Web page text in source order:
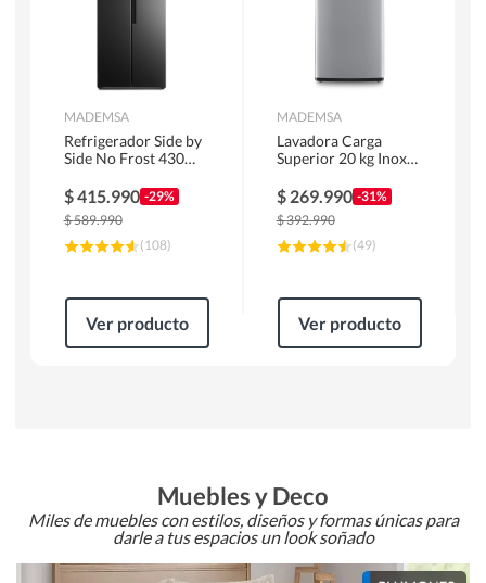
MADEMSA
Refrigerador Side by
Side No Frost 430
MAS430B
$415.990 -29%
$589.990
(108)
Ver producto
MADEMSA
Lavadora Carga
Superior 20 kg Inox
$ 269.990 -31%
$392.990
(49)
Ver producto
Muebles y Deco
Miles de muebles con estilos, diseños y formas únicas para
darle a tus espacios un look soñado